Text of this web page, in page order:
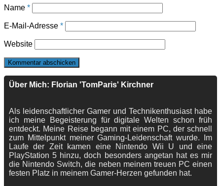
Name *
E-Mail-Adresse *
Website
Über Mich: Florian 'TomParis' Kirchner
Als leidenschaftlicher Gamer und Technikenthusiast habe
ich meine Begeisterung für digitale Welten schon früh
entdeckt. Meine Reise begann mit einem PC, der schnell
zum Mittelpunkt meiner Gaming-Leidenschaft wurde. Im
Laufe der Zeit kamen eine Nintendo Wii U und eine
PlayStation 5 hinzu, doch besonders angetan hat es mir
die Nintendo Switch, die neben meinem treuen PC einen
festen Platz in meinem Gamer-Herzen gefunden hat.